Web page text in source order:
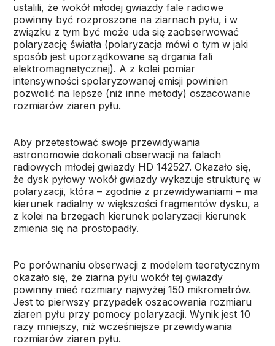
ustalili, że wokół młodej gwiazdy fale radiowe
powinny być rozproszone na ziarnach pyłu, i w
związku z tym być może uda się zaobserwować
polaryzację światła (polaryzacja mówi o tym w jaki
sposób jest uporządkowane są drgania fali
elektromagnetycznej). A z kolei pomiar
intensywności spolaryzowanej emisji powinien
pozwolić na lepsze (niż inne metody) oszacowanie
rozmiarów ziaren pyłu.
Aby przetestować swoje przewidywania
astronomowie dokonali obserwacji na falach
radiowych młodej gwiazdy HD 142527. Okazało się,
że dysk pyłowy wokół gwiazdy wykazuje strukturę w
polaryzacji, która – zgodnie z przewidywaniami – ma
kierunek radialny w większości fragmentów dysku, a
z kolei na brzegach kierunek polaryzacji kierunek
zmienia się na prostopadły.
Po porównaniu obserwacji z modelem teoretycznym
okazało się, że ziarna pyłu wokół tej gwiazdy
powinny mieć rozmiary najwyżej 150 mikrometrów.
Jest to pierwszy przypadek oszacowania rozmiaru
ziaren pyłu przy pomocy polaryzacji. Wynik jest 10
razy mniejszy, niż wcześniejsze przewidywania
rozmiarów ziaren pyłu.